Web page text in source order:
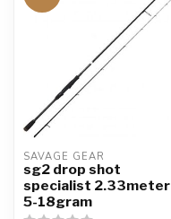
SAVAGE GEAR
sg2 drop shot
specialist 2.33meter
5-18gram